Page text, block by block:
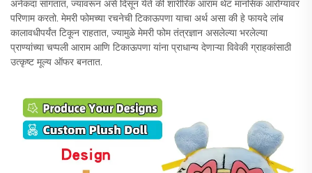
अनेकदा सांगतात, ज्यावरून असे दिसून येते की शारीरिक आराम थेट मानसिक आरोग्यावर
परिणाम करतो. मेमरी फोमच्या रचनेची टिकाऊपणा याचा अर्थ असा की हे फायदे लांब
कालावधीपर्यंत टिकून राहतात, ज्यामुळे मेमरी फोम तंत्रज्ञान असलेल्या भरलेल्या
प्राण्यांच्या चप्पली आराम आणि टिकाऊपणा यांना प्राधान्य देणाऱ्या विवेकी ग्राहकांसाठी
उत्कृष्ट मूल्य ऑफर बनतात.